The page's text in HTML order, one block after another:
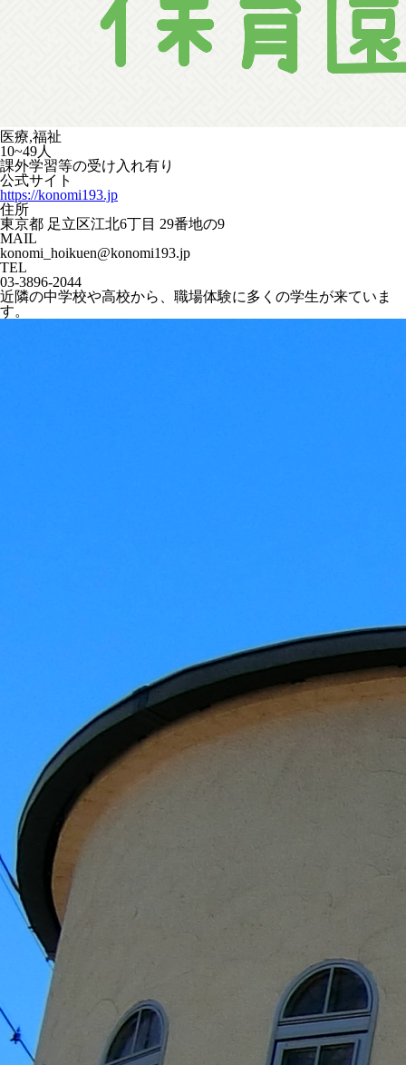
医療,福祉
10~49人
課外学習等の受け入れ有り
公式サイト
https://konomi193.jp
住所
東京都 足立区江北6丁目 29番地の9
MAIL
konomi_hoikuen@konomi193.jp
TEL
03-3896-2044
近隣の中学校や高校から、職場体験に多くの学生が来ていま
す。